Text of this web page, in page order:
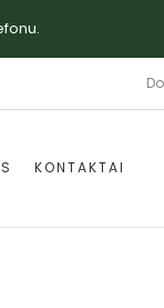
KONTAKTAI